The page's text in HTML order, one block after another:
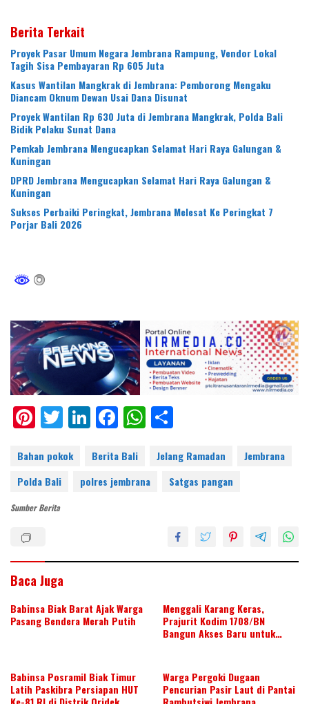
Berita Terkait
Proyek Pasar Umum Negara Jembrana Rampung, Vendor Lokal
Tagih Sisa Pembayaran Rp 605 Juta
Kasus Wantilan Mangkrak di Jembrana: Pemborong Mengaku
Diancam Oknum Dewan Usai Dana Disunat
Proyek Wantilan Rp 630 Juta di Jembrana Mangkrak, Polda Bali
Bidik Pelaku Sunat Dana
Pemkab Jembrana Mengucapkan Selamat Hari Raya Galungan &
Kuningan
DPRD Jembrana Mengucapkan Selamat Hari Raya Galungan &
Kuningan
Sukses Perbaiki Peringkat, Jembrana Melesat Ke Peringkat 7
Porjar Bali 2026
Pi
er
e
st
T
itt
er
Li
k
e
F
e
b
W
at
s
ar
e
Bahan pokok Berita Bali Jelang Ramadan
Jembrana
Polda Bali
polres jembrana Satgas pangan
Sumber Berita
Baca Juga
Babinsa Biak Barat Ajak Warga
Pasang Bendera Merah Putih
Menggali Karang Keras,
Prajurit Kodim 1708/BN
Bangun Akses Baru untuk
Babinsa Posramil Biak Timur
Latih Paskibra Persiapan HUT
Warga Pergoki Dugaan
Pencurian Pasir Laut di Pantai